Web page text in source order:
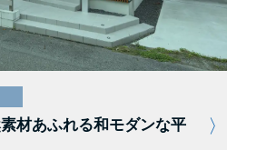
素材あふれる和モダンな平